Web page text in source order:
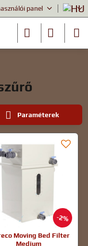
panel
Paraméterek
2%
Moving Bed Filter
Medium